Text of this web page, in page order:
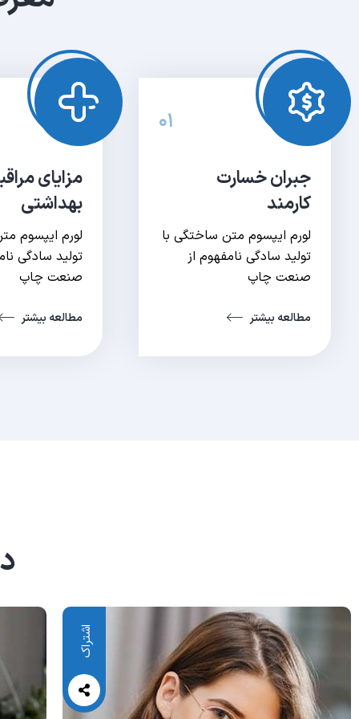
۰۱
جبران خسارت
کارمند
لورم ایپسوم متن ساختگی با
تولید سادگی نامفهوم از
صنعت چاپ
مطالعه بیشتر
مزایای
بهداشتی
لورم ایپسوم
تولید سادگی
صنعت چاپ
مطالعه بیشتر
اشتراک